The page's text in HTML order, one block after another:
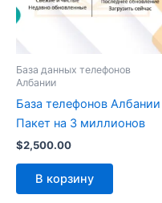
База данных телефонов
Албании
База телефонов Албании
Пакет на 3 миллионов
$2,500.00
В корзину